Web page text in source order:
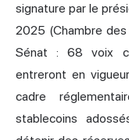
signature par le
2025 (Chambre
Sénat : 68 voix
entreront en
cadre
stablecoins